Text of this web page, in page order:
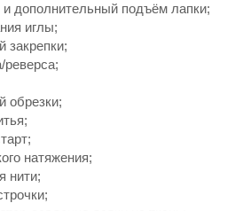
дополнительный подъём лапки;
иглы;
закрепки;
реверса;
обрезки;
натяжения;
нити;